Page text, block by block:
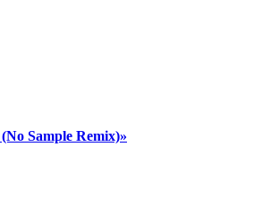
Sample Remix)»